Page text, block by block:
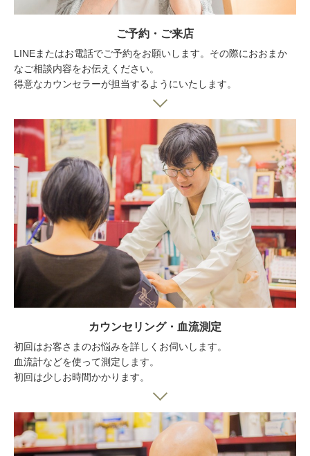
ご予約・ご来店
LINEまたはお電話でご予約をお願いします。その際におおまか
なご相談内容をお伝えください。
得意なカウンセラーが担当するようにいたします。
カウンセリング・血流測定
初回はお客さまのお悩みを詳しくお伺いします。
血流計などを使って測定します。
初回は少しお時間かかります。